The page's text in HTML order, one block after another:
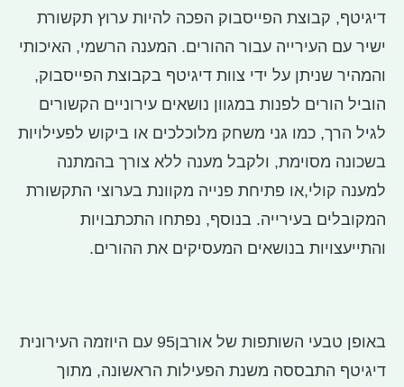
דיגיטף, קבוצת הפייסבוק הפכה להיות ערוץ תקשורת
ישיר עם העירייה עבור ההורים. המענה הרשמי, האיכותי
והמהיר שניתן על ידי צוות דיגיטף בקבוצת הפייסבוק,
הוביל הורים לפנות במגוון נושאים עירוניים הקשורים
לגיל הרך, כמו גני משחק מלוכלכים או ביקוש לפעילויות
בשכונה מסוימת, ולקבל מענה ללא צורך בהמתנה
למענה קולי,או פתיחת פנייה מקוונת בערוצי התקשורת
המקובלים בעירייה. בנוסף, נפתחו התכתבויות
והתייעצויות בנושאים המעסיקים את ההורים.
באופן טבעי השותפות של אורבן95 עם היוזמה העירונית
דיגיטף התבססה משנת הפעילות הראשונה, מתוך